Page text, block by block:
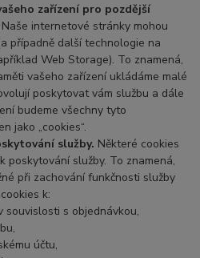
zařízení pro pozdější
Naše internetové stránky mohou
případně další technologie na
Web Storage). To znamená,
vašeho zařízení ukládáme malé
poskytovat vám službu a dále
budeme všechny tyto
jako „cookies“.
služby. Některé cookies
poskytování služby. To znamená,
při zachování funkčnosti služby
k:
souvislosti s objednávkou,
účtu,